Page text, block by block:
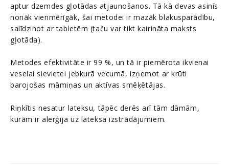
aptur dzemdes gļotādas atjaunošanos. Tā kā devas asinīs
nonāk vienmērīgāk, šai metodei ir mazāk blakusparādību,
salīdzinot ar tabletēm (taču var tikt kairināta maksts
gļotāda).
Metodes efektivitāte ir 99 %, un tā ir piemērota ikvienai
veselai sievietei jebkurā vecumā, izņemot ar krūti
barojošas māmiņas un aktīvas smēķētājas.
Riņkītis nesatur lateksu, tāpēc derēs arī tām dāmām,
kurām ir alerģija uz lateksa izstrādājumiem.